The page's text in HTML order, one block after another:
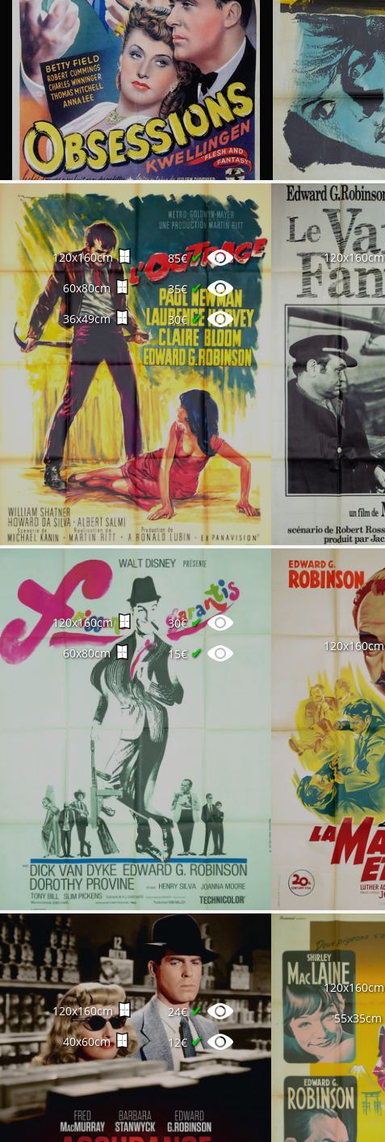
120x160cm 85€✔
60x80cm 35€ ✔
36x49cm 30€ ✔
120x160cm
120x160cm 30€✔
60x80cm 15€ ✔ 120x160cm
120x160cm 24€✔
40x60cm 12€✔
120x160cm
55x35cm